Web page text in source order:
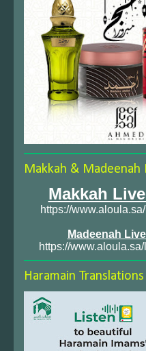
Makkah & Madeenah
Makkah
https://
Madeenah
https://
Haramain Translations